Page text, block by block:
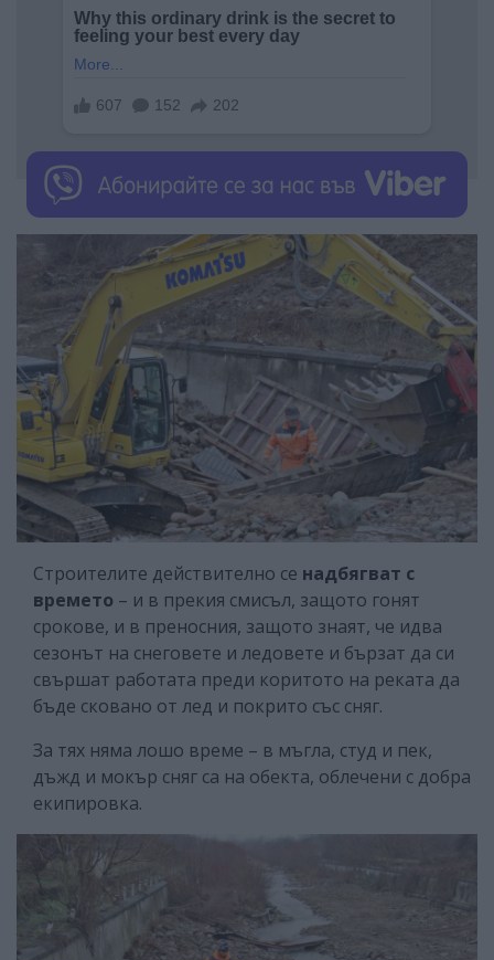
Строителите действително се надбягват с
времето – и в прекия смисъл, защото гонят
срокове, и в преносния, защото знаят, че идва
сезонът на снеговете и ледовете и бързат да си
свършат работата преди коритото на реката да
бъде сковано от лед и покрито със сняг.
За тях няма лошо време – в мъгла, студ и пек,
дъжд и мокър сняг са на обекта, облечени с добра
екипировка.